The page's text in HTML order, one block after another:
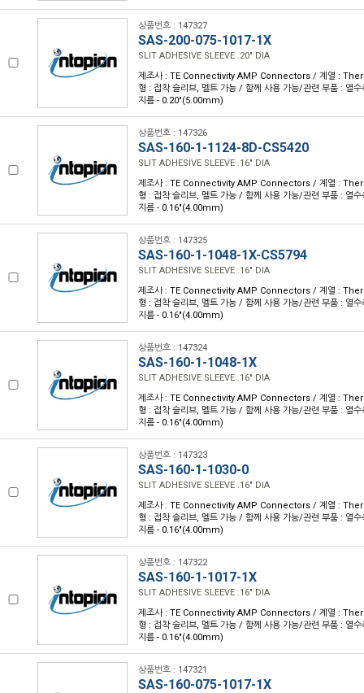
상품번호 : 147327
SAS-200-075-1017-1X
SLIT ADHESIVE SLEEVE .20" DIA
제조사 : TE Connectivity AMP Connectors / 계열 :
형 : 접착 슬리브, 멜트 가능 / 함께 사용 가능/관련 부품 : 열
지름 - 0.20"(5.00mm)
상품번호 : 147326
SAS-160-1-1124-8D-CS5420
SLIT ADHESIVE SLEEVE .16" DIA
제조사 : TE Connectivity AMP Connectors / 계열 :
형 : 접착 슬리브, 멜트 가능 / 함께 사용 가능/관련 부품 : 열
지름 - 0.16"(4.00mm)
상품번호 : 147325
SAS-160-1-1048-1X-CS5794
SLIT ADHESIVE SLEEVE .16" DIA
제조사 : TE Connectivity AMP Connectors / 계열 :
형 : 접착 슬리브, 멜트 가능 / 함께 사용 가능/관련 부품 : 열
지름 - 0.16"(4.00mm)
상품번호 : 147324
SAS-160-1-1048-1X
SLIT ADHESIVE SLEEVE .16" DIA
제조사 : TE Connectivity AMP Connectors / 계열 :
형 : 접착 슬리브, 멜트 가능 / 함께 사용 가능/관련 부품 : 열
지름 - 0.16"(4.00mm)
상품번호 : 147323
SAS-160-1-1030-0
SLIT ADHESIVE SLEEVE .16" DIA
제조사 : TE Connectivity AMP Connectors / 계열 :
형 : 접착 슬리브, 멜트 가능 / 함께 사용 가능/관련 부품 : 열
지름 - 0.16"(4.00mm)
상품번호 : 147322
SAS-160-1-1017-1X
SLIT ADHESIVE SLEEVE .16" DIA
제조사 : TE Connectivity AMP Connectors / 계열 :
형 : 접착 슬리브, 멜트 가능 / 함께 사용 가능/관련 부품 : 열
지름 - 0.16"(4.00mm)
상품번호 : 147321
SAS-160-075-1017-1X